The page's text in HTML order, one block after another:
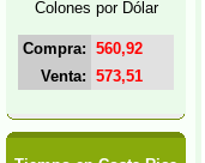
Colones por Dólar
Compra: 560,92
Venta: 573,51